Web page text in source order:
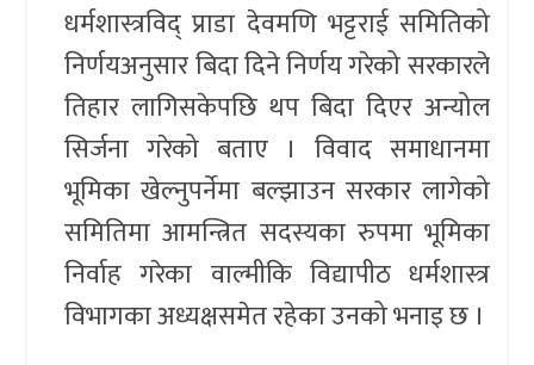
धर्मशास्त्रविद् प्राडा देवमणि भट्टराई समितिको
निर्णयअनुसार बिदा दिने निर्णय गरेको सरकारले
तिहार लागिसकेपछि थप बिदा दिएर अन्योल
सिर्जना गरेको बताए । विवाद समाधानमा
भूमिका खेल्नुपर्नेमा बल्झाउन सरकार लागेको
समितिमा आमन्त्रित सदस्यका रुपमा भूमिका
निर्वाह गरेका वाल्मीकि विद्यापीठ धर्मशास्त्र
विभागका अध्यक्षसमेत रहेका उनको भनाइ छ ।